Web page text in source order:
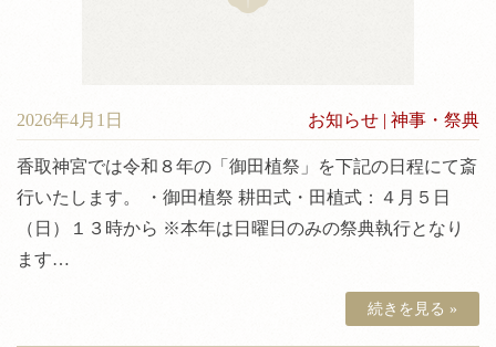
2026年4月1日 お知らせ | 神事・祭典
香取神宮では令和８年の「御田植祭」を下記の日程にて斎
行いたします。 ・御田植祭 耕田式・田植式：４月５日
（日）１３時から ※本年は日曜日のみの祭典執行となり
ます…
続きを見る »